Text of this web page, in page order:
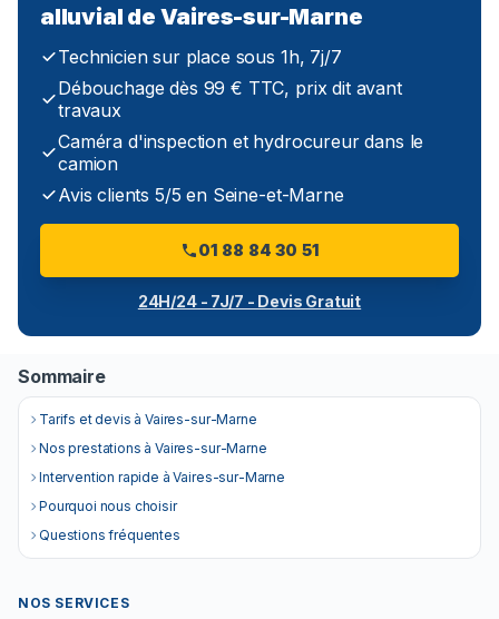
alluvial de Vaires-sur-Marne
Technicien sur place sous 1h, 7j/7
Débouchage dès 99 € TTC, prix dit avant
travaux
Caméra d'inspection et hydrocureur dans le
camion
Avis clients 5/5 en Seine-et-Marne
01 88 84 30 51
24H/24 - 7J/7 - Devis Gratuit
Sommaire
Tarifs et devis à Vaires-sur-Marne
Nos prestations à Vaires-sur-Marne
Intervention rapide à Vaires-sur-Marne
Pourquoi nous choisir
Questions fréquentes
NOS SERVICES